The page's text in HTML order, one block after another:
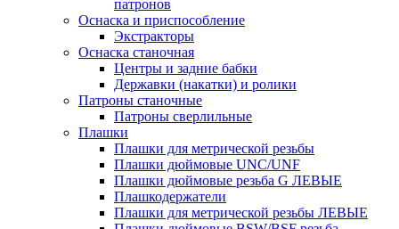
патронов
Оснаска и приспособление
Экстракторы
Оснаска станочная
Центры и задние бабки
Державки (накатки) и ролики
Патроны станочные
Патроны сверлильные
Плашки
Плашки для метрической резьбы
Плашки дюймовые UNC/UNF
Плашки дюймовые резьба G ЛЕВЫЕ
Плашкодержатели
Плашки для метрической резьбы ЛЕВЫЕ